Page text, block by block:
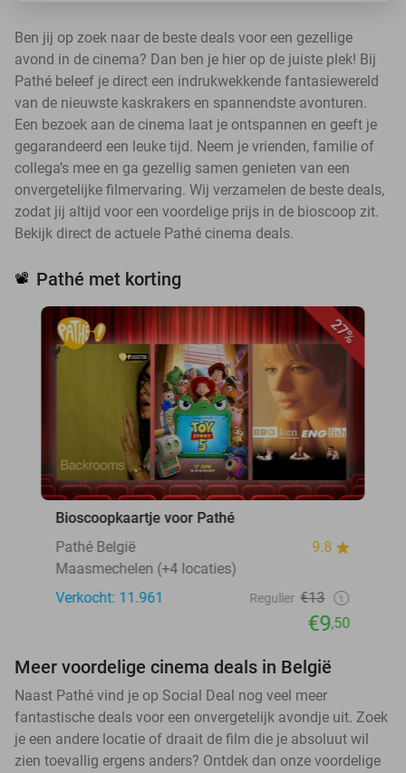
Ben jij op zoek naar de beste deals voor een gezellige
avond in de cinema? Dan ben je hier op de juiste plek! Bij
Pathé beleef je direct een indrukwekkende fantasiewereld
van de nieuwste kaskrakers en spannendste avonturen.
Een bezoek aan de cinema laat je ontspannen en geeft je
gegarandeerd een leuke tijd. Neem je vrienden, familie of
collega’s mee en ga gezellig samen genieten van een
onvergetelijke filmervaring. Wij verzamelen de beste deals,
zodat jij altijd voor een voordelige prijs in de bioscoop zit.
Bekijk direct de actuele Pathé cinema deals.
📽️ Pathé met korting
27%
Bioscoopkaartje voor Pathé
Pathé België
9.8
Maasmechelen (+4 locaties)
Verkocht: 11.961
Regulier €13
€9,50
Meer voordelige cinema deals in België
Naast Pathé vind je op Social Deal nog veel meer
fantastische deals voor een onvergetelijk avondje uit. Zoek
je een andere locatie of draait de film die je absoluut wil
zien toevallig ergens anders? Ontdek dan onze voordelige